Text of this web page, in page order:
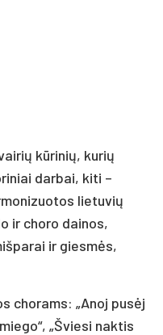
kūrinių, kurių
darbai, kiti –
lietuvių
ir choro dainos,
ir giesmės,
chorams: „Anoj pusėj
„Šviesi naktis